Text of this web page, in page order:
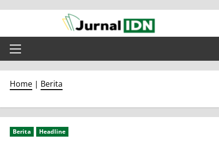
content
Primary
Home | Berita
Berita Headline